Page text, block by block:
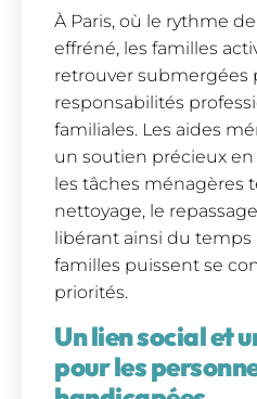
À Paris, où le rythme
effréné, les familles
retrouver submergées
responsabilités
familiales. Les aides
un soutien précieux
les tâches ménagères
nettoyage, le
libérant ainsi du temps
familles puissent se
priorités.
Un lien social et
pour les